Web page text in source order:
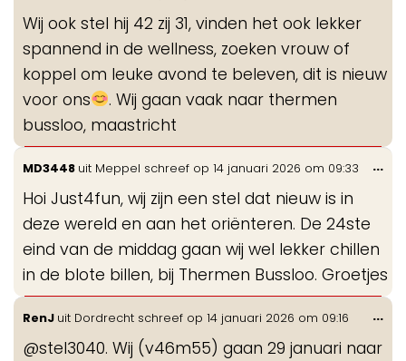
Wij ook stel hij 42 zij 31, vinden het ook lekker
spannend in de wellness, zoeken vrouw of
koppel om leuke avond te beleven, dit is nieuw
voor ons
. Wij gaan vaak naar thermen
bussloo, maastricht
MD3448 uit Meppel schreef op 14 januari 2026 om 09:33
Hoi Just4fun, wij zijn een stel dat nieuw is in
deze wereld en aan het oriënteren. De 24ste
eind van de middag gaan wij wel lekker chillen
in de blote billen, bij Thermen Bussloo. Groetjes
...
RenJ uit Dordrecht schreef op 14 januari 2026 om 09:16
@stel3040. Wij (v46m55) gaan 29 januari naar
...